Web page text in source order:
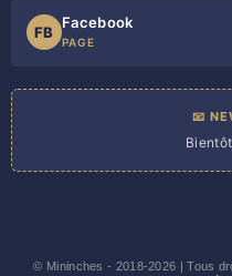
FB
Facebook
PAGE
📧
© Mininches - 2018-2026 | Tous